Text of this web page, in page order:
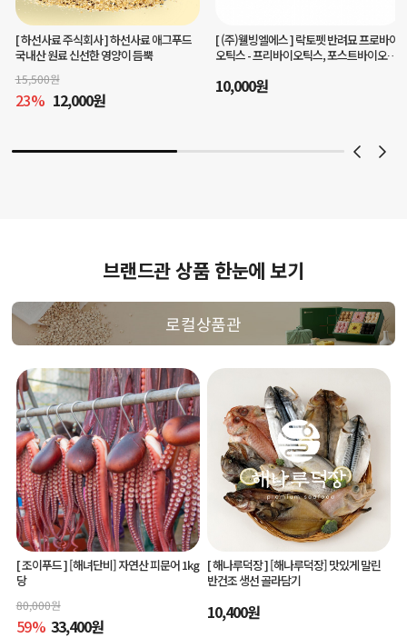
[ (주)웰빙엘에스 ]락토펫 반려묘 프로바이
오틱스 - 프리바이오틱스, 포스트바이오틱
10,000원
[ 맘마미아 ]헬로플라그아이케어40g(3개
월분)눈건강 구강케어를 한번에
45,000원
브랜드관 상품 한눈에 보기
로컬상품관
[ 조이푸드 ][해녀단비] 자연산 피문어 1kg
당
80,000원
59% 33,400원
[ 해나루덕장 ][해나루덕장] 맛있게 말린
반건조 생선 골라담기
10,400원